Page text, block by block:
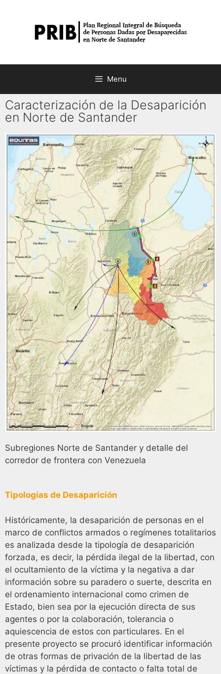
Menu
Caracterización de la Desaparición
en Norte de Santander
Subregiones Norte de Santander y detalle del
corredor de frontera con Venezuela
Tipologías de Desaparición
Históricamente, la desaparición de personas en el
marco de conflictos armados o regímenes totalitarios
es analizada desde la tipología de desaparición
forzada, es decir, la pérdida ilegal de la libertad, con
el ocultamiento de la víctima y la negativa a dar
información sobre su paradero o suerte, descrita en
el ordenamiento internacional como crimen de
Estado, bien sea por la ejecución directa de sus
agentes o por la colaboración, tolerancia o
aquiescencia de estos con particulares. En el
presente proyecto se procuró identificar información
de otras formas de privación de la libertad de las
víctimas y la pérdida de contacto o falta total de